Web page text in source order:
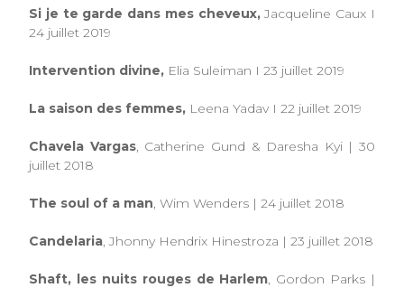
Si je te garde dans mes cheveux,Jacqueline Caux I
24 juillet 2019
Intervention divine, Elia Suleiman I 23 juillet 2019
La saison des femmes, Leena Yadav I 22 juillet 2019
Chavela Vargas, Catherine Gund & Daresha Kyi | 30
juillet 2018
The soul of a man, Wim Wenders | 24 juillet 2018
Candelaria, Jhonny Hendrix Hinestroza | 23 juillet 2018
Shaft, les nuits rouges de Harlem, Gordon Parks |